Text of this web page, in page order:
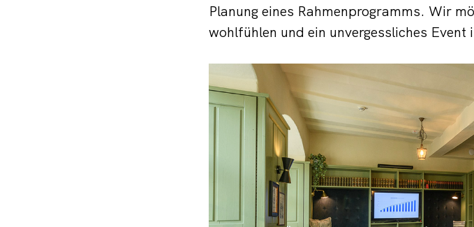
Planung eines Rahmenprogramms. Wir
wohlfühlen und ein unvergessliches Event